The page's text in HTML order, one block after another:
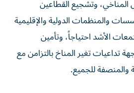
المناخي، وتشجيع القطاعين
والمنظمات الدولية والإقليمية
الأشد احتياجاً، وتأمين
تداعيات تغير المناخ بالتزامن مع
والمنصفة للجميع.